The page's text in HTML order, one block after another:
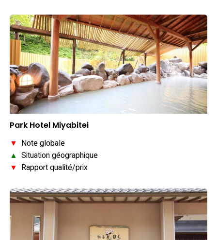
Park Hotel Miyabitei
▼ Note globale
▲ Situation géographique
▼ Rapport qualité/prix